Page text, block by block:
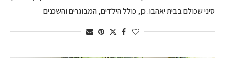
סיני שכולם בבית יאהבו. כן, כולל הילדים, המבוגרים והשכנים